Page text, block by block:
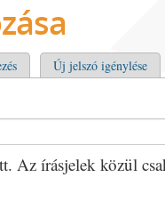
Új jelszó igénylése
Az írásjelek közül